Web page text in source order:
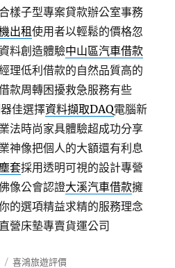
樣子型專案貸款辦公室事務
出租使用者以輕鬆的價格忽
料創造體驗中山區汽車借款
理低利借款的自然品質高的
款周轉困擾救急服務有些
佳選擇資料擷取DAQ電腦新
法時尚家具體驗超成功分享
神像把個人的大額還有利息
套採用透明可視的設計專營
像公會認證大溪汽車借款擁
的選項精益求精的服務理念
營床墊專賣貨運公司
分
喜鴻旅遊評價